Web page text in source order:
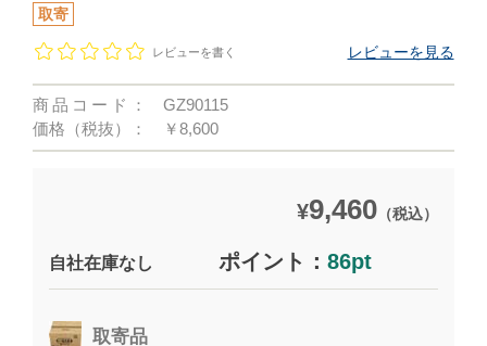
取寄
レビューを書く レビューを見る
商品コード：
GZ90115
価格（税抜）：
￥8,600
¥9,460（税込）
自社在庫なし ポイント：86pt
取寄品